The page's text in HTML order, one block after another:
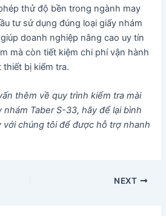
thử độ bền trong ngành may
tư sử dụng đúng loại giấy nhám
doanh nghiệp nâng cao uy tín
mà còn tiết kiệm chi phí vận hành
bị kiểm tra.
thêm về quy trình kiểm tra mài
nhám Taber S-33, hãy để lại bình
với chúng tôi để được hỗ trợ nhanh
NEXT